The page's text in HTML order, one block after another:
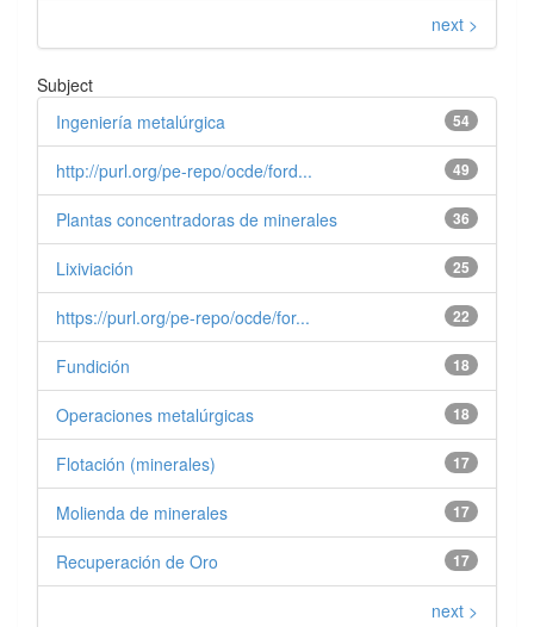
next >
Subject
54
Ingeniería metalúrgica
49
http://purl.org/pe-repo/ocde/ford...
36
Plantas concentradoras de minerales
25
Lixiviación
22
https://purl.org/pe-repo/ocde/for...
18
Fundición
18
Operaciones metalúrgicas
17
Flotación (minerales)
17
Molienda de minerales
17
Recuperación de Oro
next >